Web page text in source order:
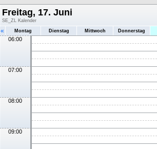
Freitag, 17. Juni
SE_ZL Kalender
« Montag Dienstag Mittwoch Donnerstag
06:00
07:00
08:00
09:00